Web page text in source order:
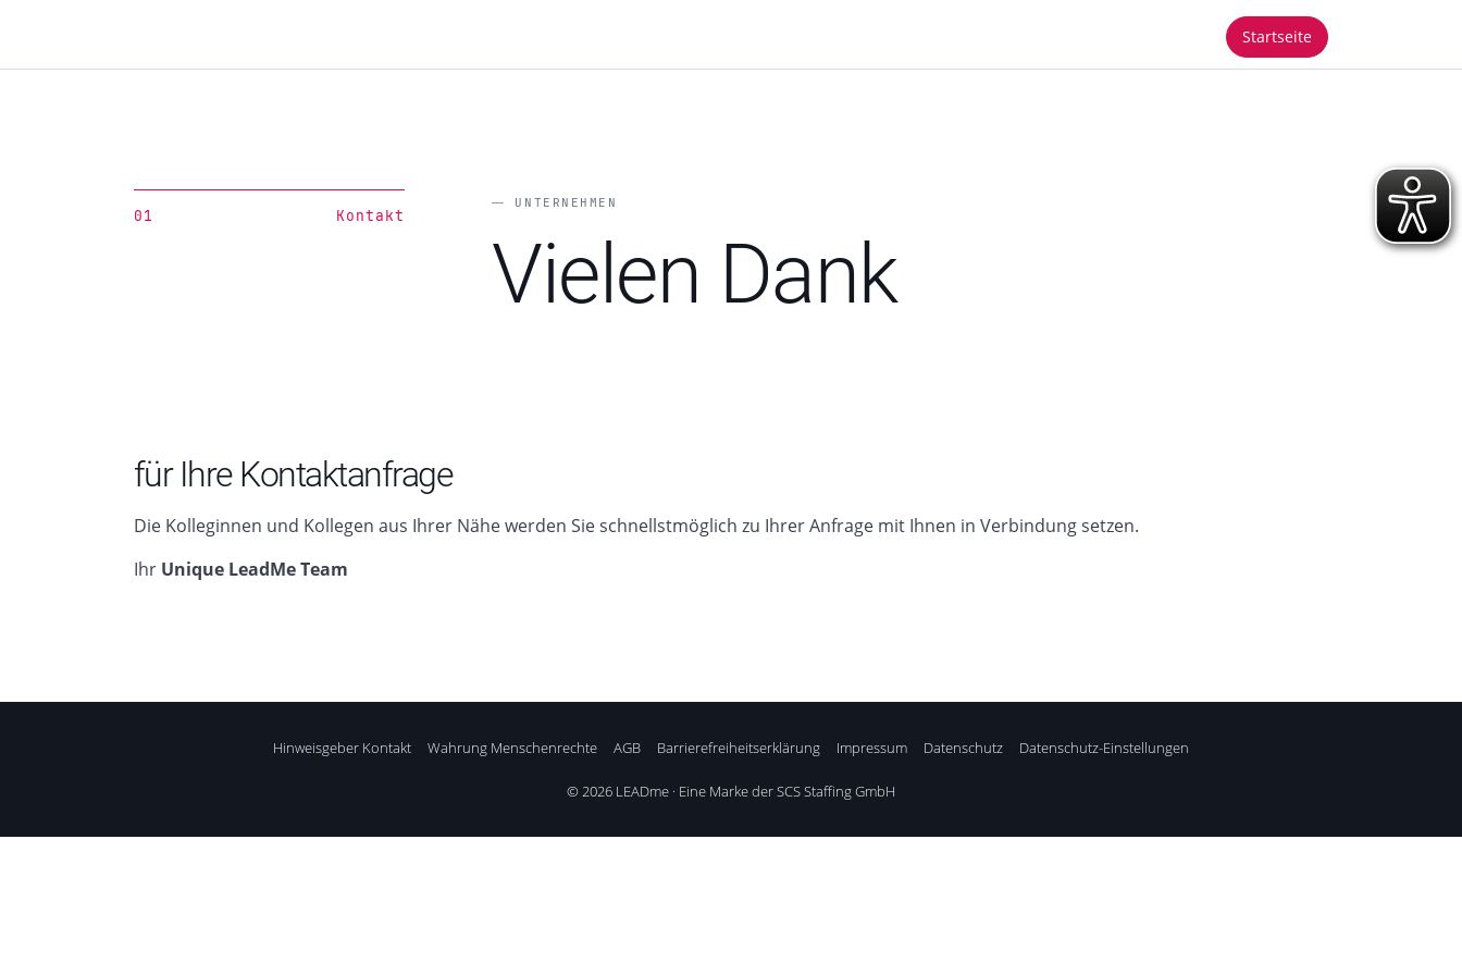
Startseite
01 Kontakt
― UNTERNEHMEN
Vielen Dank
für Ihre Kontaktanfrage
Die Kolleginnen und Kollegen aus Ihrer Nähe werden Sie schnellstmöglich zu Ihrer Anfrage mit Ihnen in Verbindung setzen.
Ihr Unique LeadMe Team
Hinweisgeber Kontakt Wahrung Menschenrechte AGB Barrierefreiheitserklärung Impressum Datenschutz Datenschutz-Einstellungen
© 2026 LEADme · Eine Marke der SCS Staffing GmbH